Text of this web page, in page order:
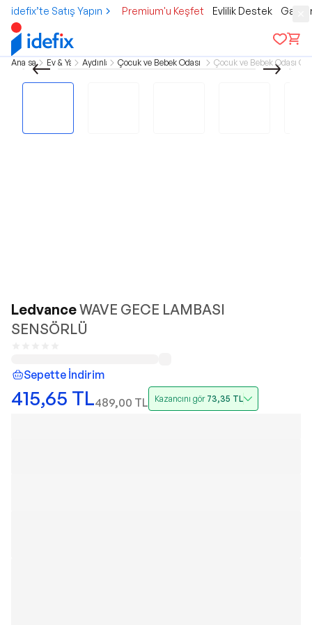
idefix’te Satış Yapın Premium'u Keşfet Evlilik Destek
Ana sayfa Ev & YaşamAydınlatmaÇocuk ve Bebek Odası AydınlatmasıÇocuk ve Bebek Odası
LedvanceWAVE GECE LAMBASI
SENSÖRLÜ
Sepette İndirim
415,65 TL489,00 TL Kazancını gör 73,35 TL